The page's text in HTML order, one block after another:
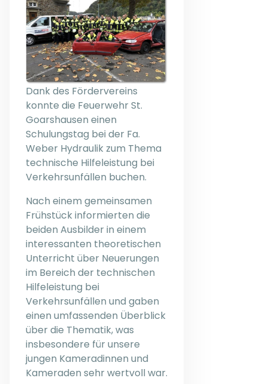
Dank des Fördervereins
konnte die Feuerwehr St.
Goarshausen einen
Schulungstag bei der Fa.
Weber Hydraulik zum Thema
technische Hilfeleistung bei
Verkehrsunfällen buchen.
Nach einem gemeinsamen
Frühstück informierten die
beiden Ausbilder in einem
interessanten theoretischen
Unterricht über Neuerungen
im Bereich der technischen
Hilfeleistung bei
Verkehrsunfällen und gaben
einen umfassenden Überblick
über die Thematik, was
insbesondere für unsere
jungen Kameradinnen und
Kameraden sehr wertvoll war.